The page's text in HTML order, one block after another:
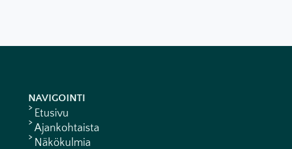
NAVIGOINTI
Etusivu
Ajankohtaista
Näkökulmia